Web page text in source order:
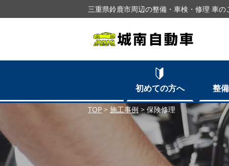
三重県鈴鹿市周辺の整備・車検・修理 車
初めての方へ 整
TOP > 施工事例 > 保険修理